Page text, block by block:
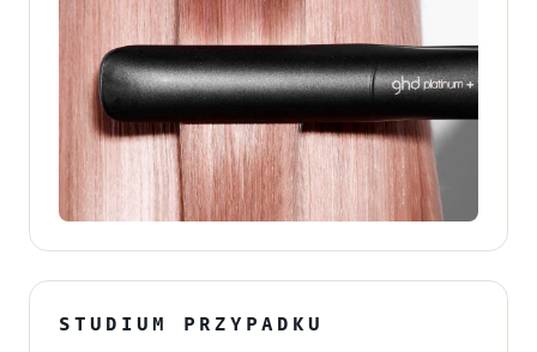
STUDIUM PRZYPADKU